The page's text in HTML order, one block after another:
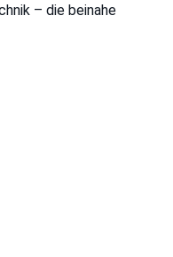
– die beinahe